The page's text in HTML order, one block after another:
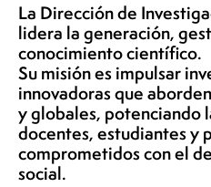
La Dirección de
lidera la generación,
conocimiento científico.
Su misión es impulsar
innovadoras que
y globales, potenciando
docentes, estudiantes y
comprometidos con el
social.